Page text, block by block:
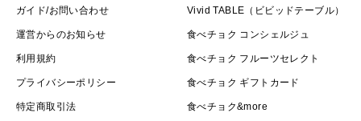
ガイド/お問い合わせ
運営からのお知らせ
利用規約
プライバシーポリシー
特定商取引法
Vivid TABLE（ビビッドテーブル）
食べチョク コンシェルジュ
食べチョク フルーツセレクト
食べチョク ギフトカード
食べチョク&more